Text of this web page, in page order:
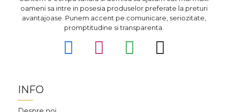
oameni sa intre in posesia produselor preferate la preturi
avantajoase. Punem accent pe comunicare, seriozitate,
promptitudine si transparenta.
INFO